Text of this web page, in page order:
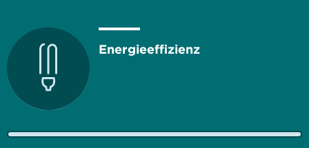
Energieeffizienz